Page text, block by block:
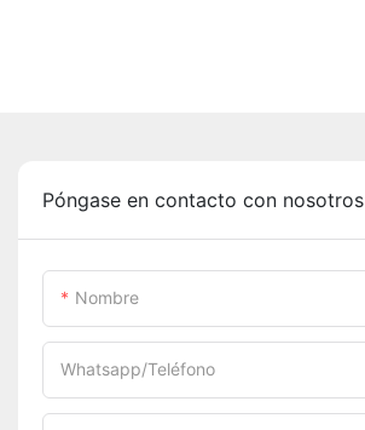
Póngase en contacto con nosotros
Nombre
Whatsapp/Teléfono